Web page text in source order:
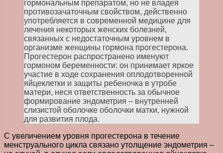
гормональным препаратом, но не владея
противозачаточным свойством, действенно
употребляется в современной медицине для
лечения некоторых женских болезней,
связанных с недостаточным уровнем в
организме женщины гормона прогестерона.
Прогестерон распространено именуют
гормоном беременности: он принимает яркое
участие в ходе сохранения оплодотворенной
яйцеклетки и защиты ребеночка в утробе
матери, неся ответственность за обычное
формирование эндометрия – внутренней
слизистой оболочке оболочки матки, нужной
для развития плода.
С увеличением уровня прогестерона в течение
менструального цикла связано утолщение эндометрия –